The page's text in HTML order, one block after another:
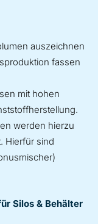
auszeichnen
fassen
mit hohen
werden hierzu
Hierfür sind
Silos & Behälter